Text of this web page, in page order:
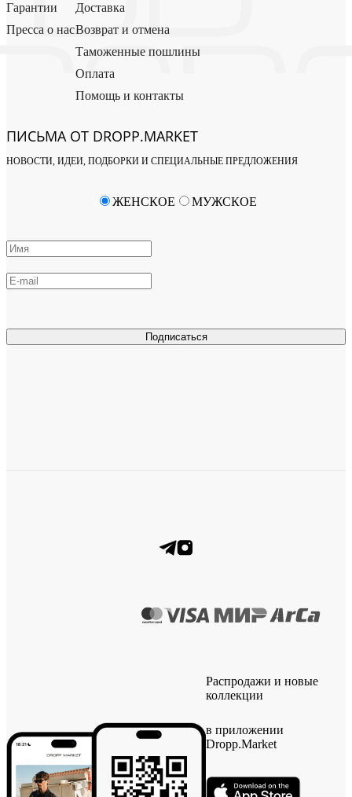
Гарантии
Пресса о нас
Доставка
Возврат и отмена
Таможенные пошлины
Оплата
Помощь и контакты
ПИСЬМА ОТ DROPP.MARKET
НОВОСТИ, ИДЕИ, ПОДБОРКИ И СПЕЦИАЛЬНЫЕ ПРЕДЛОЖЕНИЯ
Подписаться
ЖЕНСКОЕ МУЖСКОЕ
Распродажи и новые
коллекции
в приложении
Dropp.Market